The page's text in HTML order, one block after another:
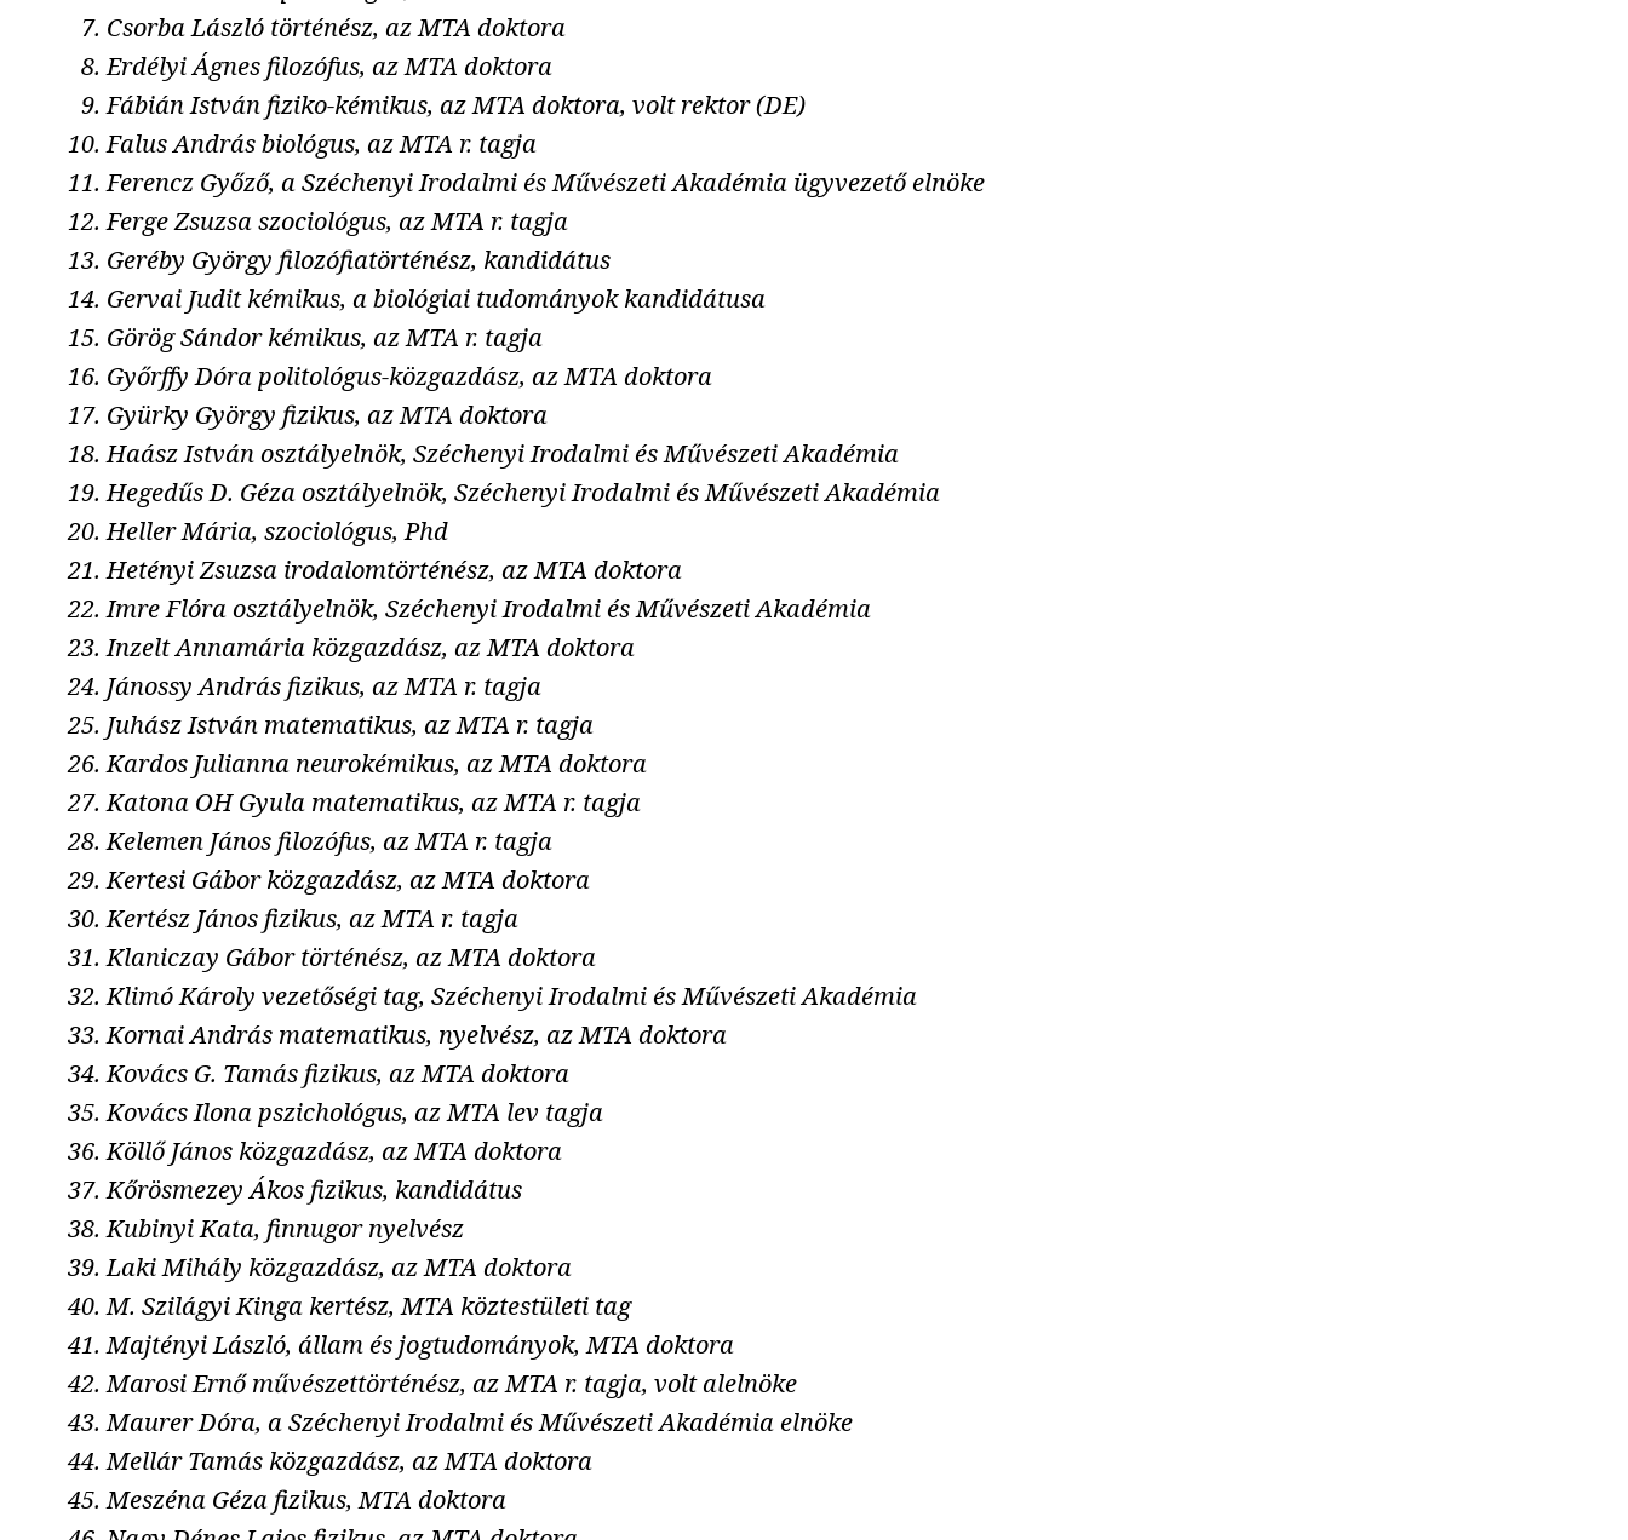
Csorba László történész, az MTA doktora
Erdélyi Ágnes filozófus, az MTA doktora
Fábián István fiziko-kémikus, az MTA doktora, volt rektor (DE)
Falus András biológus, az MTA r. tagja
Ferencz Győző, a Széchenyi Irodalmi és Művészeti Akadémia ügyvezető elnöke
Ferge Zsuzsa szociológus, az MTA r. tagja
Geréby György filozófiatörténész, kandidátus
Gervai Judit kémikus, a biológiai tudományok kandidátusa
Görög Sándor kémikus, az MTA r. tagja
Győrffy Dóra politológus-közgazdász, az MTA doktora
Gyürky György fizikus, az MTA doktora
Haász István osztályelnök, Széchenyi Irodalmi és Művészeti Akadémia
Hegedűs D. Géza osztályelnök, Széchenyi Irodalmi és Művészeti Akadémia
Heller Mária, szociológus, Phd
Hetényi Zsuzsa irodalomtörténész, az MTA doktora
Imre Flóra osztályelnök, Széchenyi Irodalmi és Művészeti Akadémia
Inzelt Annamária közgazdász, az MTA doktora
Jánossy András fizikus, az MTA r. tagja
Juhász István matematikus, az MTA r. tagja
Kardos Julianna neurokémikus, az MTA doktora
Katona OH Gyula matematikus, az MTA r. tagja
Kelemen János filozófus, az MTA r. tagja
Kertesi Gábor közgazdász, az MTA doktora
Kertész János fizikus, az MTA r. tagja
Klaniczay Gábor történész, az MTA doktora
Klimó Károly vezetőségi tag, Széchenyi Irodalmi és Művészeti Akadémia
Kornai András matematikus, nyelvész, az MTA doktora
Kovács G. Tamás fizikus, az MTA doktora
Kovács Ilona pszichológus, az MTA lev tagja
Köllő János közgazdász, az MTA doktora
Kőrösmezey Ákos fizikus, kandidátus
Kubinyi Kata, finnugor nyelvész
Laki Mihály közgazdász, az MTA doktora
M. Szilágyi Kinga kertész, MTA köztestületi tag
Majtényi László, állam és jogtudományok, MTA doktora
Marosi Ernő művészettörténész, az MTA r. tagja, volt alelnöke
Maurer Dóra, a Széchenyi Irodalmi és Művészeti Akadémia elnöke
Mellár Tamás közgazdász, az MTA doktora
Meszéna Géza fizikus, MTA doktora